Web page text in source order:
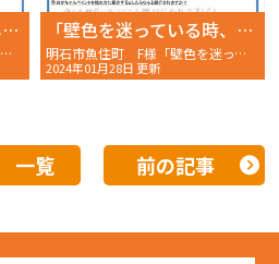
「外壁が綺麗になりました。」
明石市大久保町 F様「外壁が綺麗になりました。」〜完工後アンケート〜
「壁色を迷っている時、良きアドバイスを頂き、喜んでいます。」
明石市魚住町 F様「壁色を迷っている時、良きアドバイスを頂き、喜んでいます。」〜完工後アンケート〜
2024年01月28日 更新
一覧 前の記事